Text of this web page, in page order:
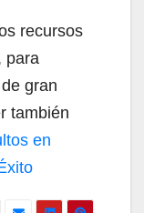
recursos
para
gran
también
en